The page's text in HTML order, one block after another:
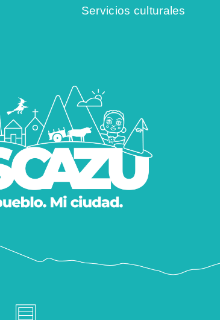
Servicios culturales